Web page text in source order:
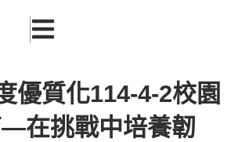
優質化114-4-2校園
在挑戰中培養韌